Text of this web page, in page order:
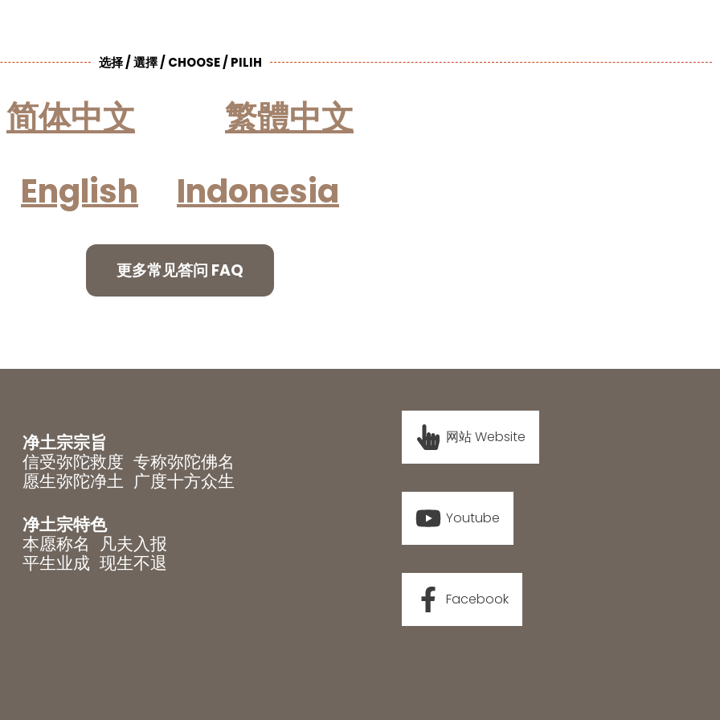
选择 / 選擇 / CHOOSE / PILIH
简体中文
繁體中文
English
Indonesia
更多常见答问 FAQ
净土宗宗旨
信受弥陀救度 专称弥陀佛名
愿生弥陀净土 广度十方众生
净土宗特色
本愿称名 凡夫入报
平生业成 现生不退
网站 Website
Youtube
Facebook